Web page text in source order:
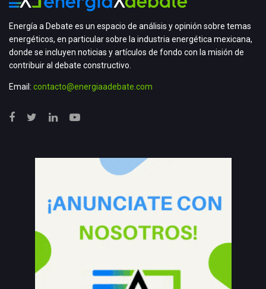
Energía a Debate es un espacio de análisis y opinión sobre temas
energéticos, en particular sobre la industria energética mexicana,
donde se incluyen noticias y artículos de fondo con la misión de
contribuir al debate constructivo.
Email: contacto@energiaadebate.com